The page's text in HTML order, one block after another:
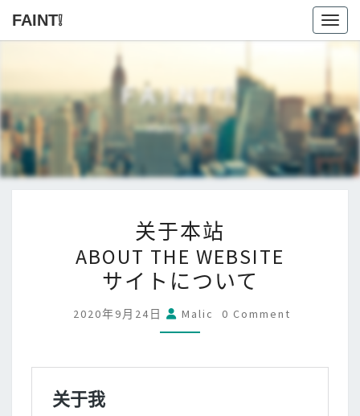
FAINT❕
FAINT❕
Malic自留地
于
本
站
THE
サ
关于本站
ABOUT THE WEBSITE
サイトについて
2020年9月24日 Malic Comments
0 Comment